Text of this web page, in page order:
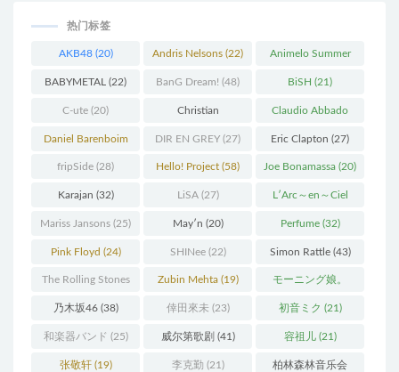
热门标签
AKB48(20) Andris Nelsons (22) Animelo Summer
Live (34)
BABYMETAL (22) BanG Dream! (48) BiSH (21)
C-ute (20) Christian
Thielemann(36)
Claudio Abbado
(25)
Daniel Barenboim
(37)
DIR EN GREY (27) Eric Clapton (27)
fripSide (28) Hello! Project (58) Joe Bonamassa (20)
Karajan (32) LiSA(27) L′Arc～en～Ciel
(41)
Mariss Jansons (25) May′n (20) Perfume(32)
Pink Floyd (24) SHINee(22) Simon Rattle(43)
The Rolling Stones
(30)
Zubin Mehta(19) モーニング娘。
(27)
乃木坂46(38) 倖田來未 (23) 初音ミク (21)
和楽器バンド (25) 威尔第歌剧 (41) 容祖儿(21)
张敬轩(19) 李克勤 (21) 柏林森林音乐会